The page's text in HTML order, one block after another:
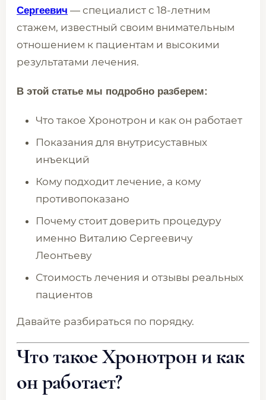
Сергеевич — специалист с 18-летним
стажем, известный своим внимательным
отношением к пациентам и высокими
результатами лечения.
В этой статье мы подробно разберем:
Что такое Хронотрон и как он работает
Показания для внутрисуставных
инъекций
Кому подходит лечение, а кому
противопоказано
Почему стоит доверить процедуру
именно Виталию Сергеевичу
Леонтьеву
Стоимость лечения и отзывы реальных
пациентов
Давайте разбираться по порядку.
Что такое Хронотрон и как
он работает?